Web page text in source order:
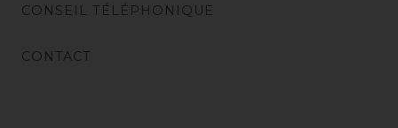
CONSEIL TÉLÉPHONIQUE
CONTACT